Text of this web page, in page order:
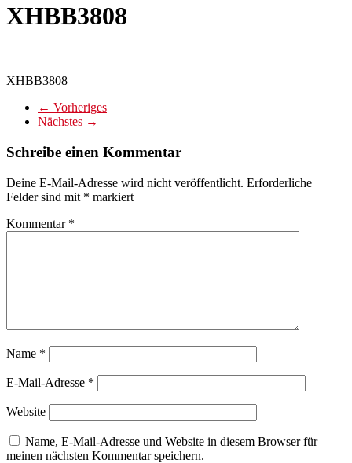
XHBB3808
XHBB3808
← Vorheriges
Nächstes →
Schreibe einen Kommentar
Deine E-Mail-Adresse wird nicht veröffentlicht. Erforderliche
Felder sind mit * markiert
Kommentar *
Name *
E-Mail-Adresse *
Website
Name, E-Mail-Adresse und Website in diesem Browser für
meinen nächsten Kommentar speichern.